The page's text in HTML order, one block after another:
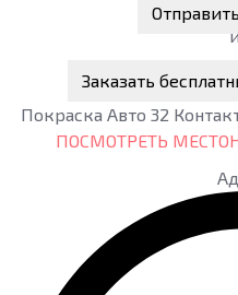
Заказать
Покраска Авто 32
ПОСМОТРЕТЬ